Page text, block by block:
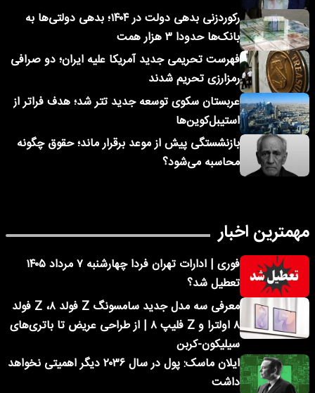
رکوردزنی بدهی دولت در ۱۴۰۴؛ بدهی دولتی‌ها به
بانک‌ها حدودا ۳ هزار همت
فهرست تحریمی جدید آمریکا علیه ایران؛ دو صرافی
رمزارزی تحریم شدند
عربستان سکوی توسعه جدید تتر شد؛ هدف فراتر از
استیبل‌کوین‌ها
بازنشستگی پیش از موعد برقرار ماند؛ حقوق چگونه
محاسبه می‌شود؟
مهمترین اخبار
فوری | ادارات تهران فردا چهارشنبه ۷ مرداد ۱۴۰۵
تعطیل شد؟
معرفی سه مدل جدید سامسونگ Z فولد ۸، Z فولد
۸ اولترا و Z فلیپ ۸ | از طراحی عریض تا باتری‌های
سیلیکون-کربن
ایلان ماسک: پول در سال ۲۰۳۶ دیگر اهمیتی نخواهد
داشت